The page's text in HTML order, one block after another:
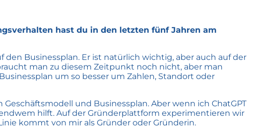
hast du in den letzten fünf Jahren am
Businessplan. Er ist natürlich wichtig, aber auch auf der
man zu diesem Zeitpunkt noch nicht, aber man
um so besser um Zahlen, Standort oder
und Businessplan. Aber wenn ich ChatGPT
hilft. Auf der Gründerplattform experimentieren wir
kommt von mir als Gründer oder Gründerin.